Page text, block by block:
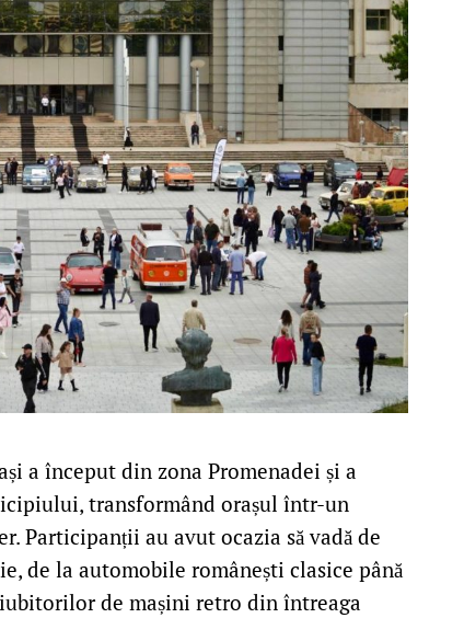
a început din zona Promenadei și a
transformând orașul într-un
Participanții au avut ocazia să vadă de
de la automobile românești clasice până
de mașini retro din întreaga